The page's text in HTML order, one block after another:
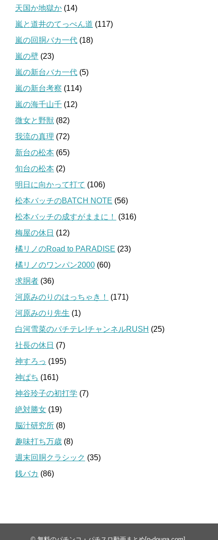
天国か地獄か (14)
嵐と道井のてっぺん道 (117)
嵐の回胴バカ一代 (18)
嵐の壁 (23)
嵐の新台バカ一代 (5)
嵐の新台考察 (114)
嵐の海千山千 (12)
微女と野獣 (82)
我流の真理 (72)
新台の松本 (65)
旬台の松本 (2)
明日に向かって打て (106)
松本バッチのBATCH NOTE (56)
松本バッチの成すがままに！
(316)
梅屋の休日 (12)
橘リノのRoad to PARADISE (23)
橘リノのワンパン2000 (60)
求胴者 (36)
河原みのりのはっちゃき！
(171)
河原みのり先生 (1)
白河雪菜のパチテレ!チャンネルRUSH (25)
社長の休日 (7)
神すろっ (195)
神ぱち (161)
神谷玲子の初打学 (7)
絶対勝女 (19)
脳汁研究所 (8)
趣味打ち万歳 (8)
週末回胴クラシック (35)
銭バカ (86)